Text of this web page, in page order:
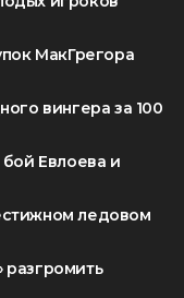
МакГрегора
вингера за 100
бой Евлоева и
ледовом
разгромить